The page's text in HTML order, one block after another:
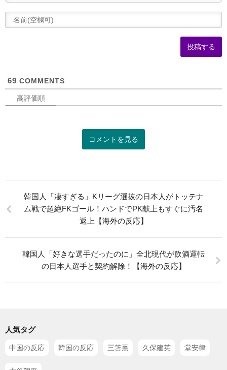
69 COMMENTS
高評価順
コメントを見る
韓国人「凄すぎる」Kリーグ選抜の日本人がトッテナ
ム戦で超絶FKゴール！ハンドでPK献上もすぐに汚名
返上【海外の反応】
韓国人「好きな選手だったのに」全北現代が飲酒運転
の日本人選手と契約解除！【海外の反応】
人気タグ
中国の反応 韓国の反応 三笘薫 久保建英 堂安律